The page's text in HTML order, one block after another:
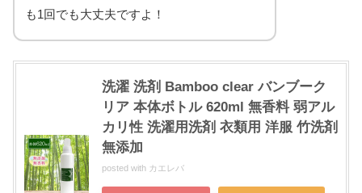
も1回でも大丈夫ですよ！
洗濯 洗剤 Bamboo clear バンブーク
リア 本体ボトル 620ml 無香料 弱アル
カリ性 洗濯用洗剤 衣類用 洋服 竹洗剤
無添加
posted with カエレバ